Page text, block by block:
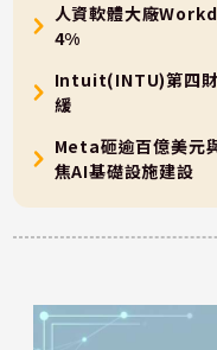
人資軟體大廠
4%
Intuit(INTU)第四財
緩
Meta砸逾百億美元
焦AI基礎設施建設